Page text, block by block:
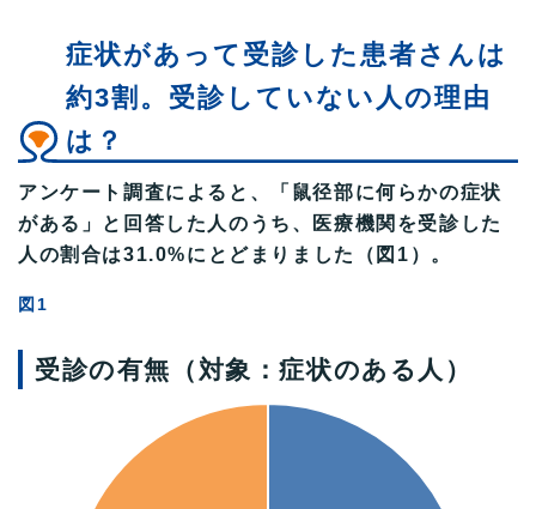
症状があって受診した患者さんは
約3割。受診していない人の理由
は？
アンケート調査によると、「鼠径部に何らかの症状
がある」と回答した人のうち、医療機関を受診した
人の割合は31.0%にとどまりました（図1）。
図1
受診の有無（対象：症状のある人）